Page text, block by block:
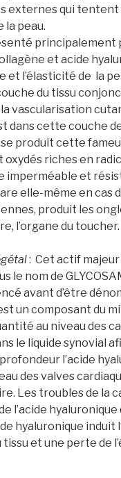
externes qui
la peau.
principalement
et acide
et l’élasticité de la
du tissu
la vascularisation
dans cette couche
produit cette
oxydés riches en
imperméable et
elle-même en cas
produit les
l’organe du toucher.
: Cet actif
le nom de
avant d’être
un composant du
au niveau des
le liquide synovial
l’acide
des valves
Les troubles de la
l’acide
hyaluronique induit
et une perte de